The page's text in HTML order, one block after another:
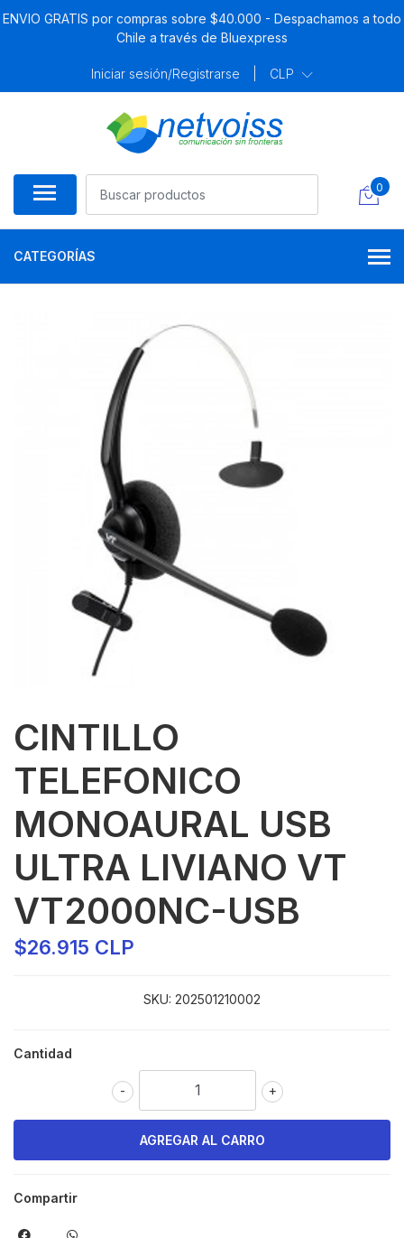
ENVIO GRATIS por compras sobre $40.000 - Despachamos a todo
Chile a través de Bluexpress
Iniciar sesión/Registrarse CLP
0
CATEGORÍAS
CINTILLO
TELEFONICO
MONOAURAL USB
ULTRA LIVIANO VT
VT2000NC-USB
$26.915 CLP
SKU: 202501210002
Cantidad
+
-
Compartir